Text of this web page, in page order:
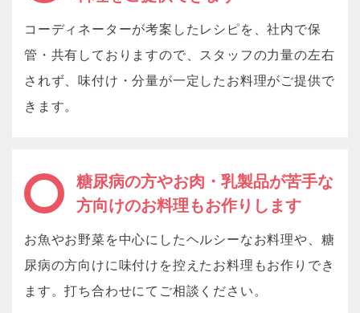
コーディネーターが考案したレシピを、社内で保
管・共有しておりますので、スタッフの力量の左右
されず、味付け・分量が一定したお料理がご提供で
きます。
糖尿病の方やお肉・乳製品が苦手な
方向けのお料理もお作りします
お魚やお野菜を中心にしたヘルシーなお料理や、糖
尿病の方向けに味付けを控えたお料理もお作りでき
ます。打ち合わせにてご相談ください。